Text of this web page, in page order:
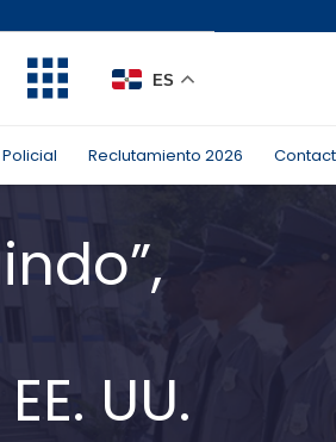
ES
Reclutamiento 2026
UU.